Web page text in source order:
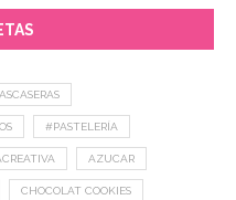
#PASTELERÍA
AZUCAR
CHOCOLAT COOKIES